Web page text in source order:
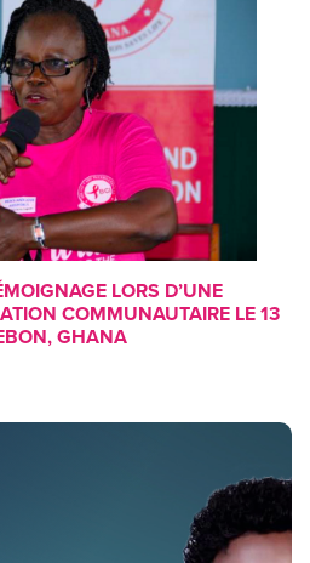
LORS D’UNE
COMMUNAUTAIRE LE 13
GHANA